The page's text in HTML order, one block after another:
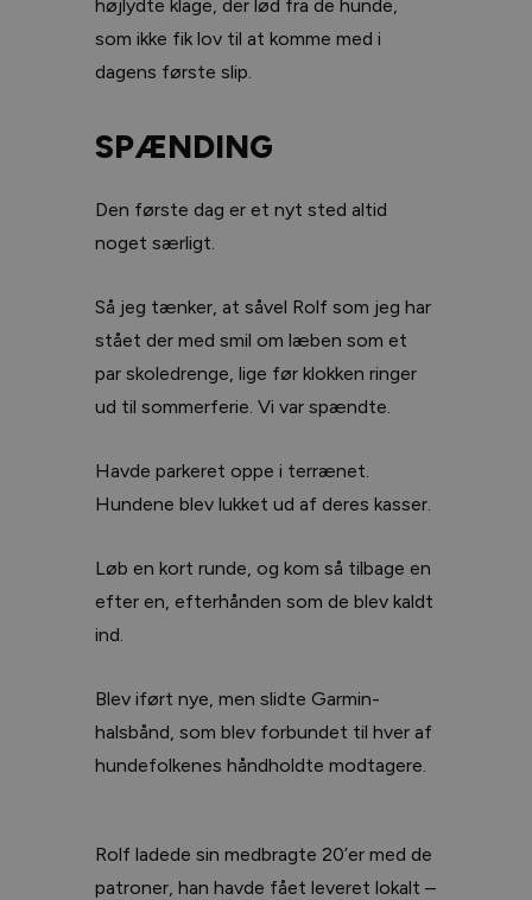
højlydte klage, der lød fra de hunde,
som ikke fik lov til at komme med i
dagens første slip.
SPÆNDING
Den første dag er et nyt sted altid
noget særligt.
Så jeg tænker, at såvel Rolf som jeg har
stået der med smil om læben som et
par skoledrenge, lige før klokken ringer
ud til sommerferie. Vi var spændte.
Havde parkeret oppe i terrænet.
Hundene blev lukket ud af deres kasser.
Løb en kort runde, og kom så tilbage en
efter en, efterhånden som de blev kaldt
ind.
Blev iført nye, men slidte Garmin-
halsbånd, som blev forbundet til hver af
hundefolkenes håndholdte modtagere.
Rolf ladede sin medbragte 20’er med de
patroner, han havde fået leveret lokalt –